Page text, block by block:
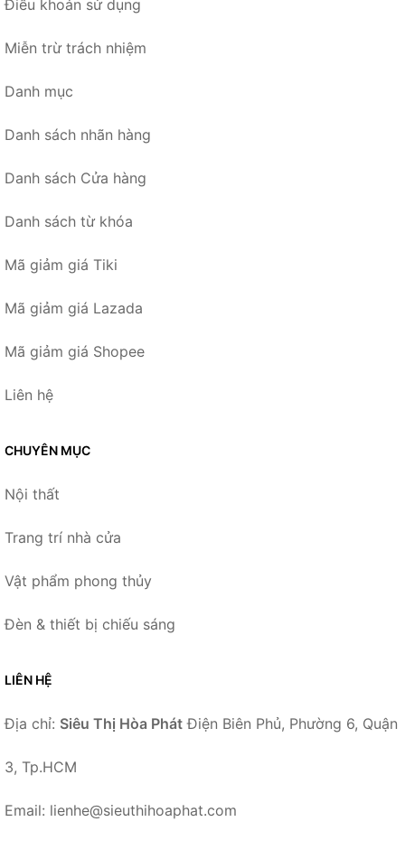
Điều khoản sử dụng
Miễn trừ trách nhiệm
Danh mục
Danh sách nhãn hàng
Danh sách Cửa hàng
Danh sách từ khóa
Mã giảm giá Tiki
Mã giảm giá Lazada
Mã giảm giá Shopee
Liên hệ
CHUYÊN MỤC
Nội thất
Trang trí nhà cửa
Vật phẩm phong thủy
Đèn & thiết bị chiếu sáng
LIÊN HỆ
Địa chỉ: Siêu Thị Hòa Phát Điện Biên Phủ, Phường 6, Quận
3, Tp.HCM
Email: lienhe@sieuthihoaphat.com